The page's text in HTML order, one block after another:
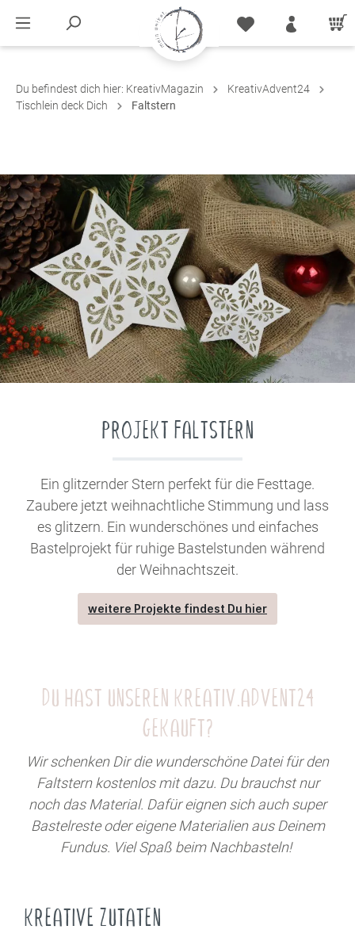
Du befindest dich hier: KreativMagazin
KreativAdvent24
Tischlein deck Dich
Faltstern
PROJEKT FALTSTERN
Ein glitzernder Stern perfekt für die Festtage.
Zaubere jetzt weihnachtliche Stimmung und lass
es glitzern. Ein wunderschönes und einfaches
Bastelprojekt für ruhige Bastelstunden während
der Weihnachtszeit.
weitere Projekte findest Du hier
DU HAST UNSEREN KREATIV.ADVENT24
GEKAUFT?
Wir schenken Dir die wunderschöne Datei für den
Faltstern kostenlos mit dazu. Du brauchst nur
noch das Material. Dafür eignen sich auch super
Bastelreste oder eigene Materialien aus Deinem
Fundus. Viel Spaß beim Nachbasteln!
KREATIVE ZUTATEN